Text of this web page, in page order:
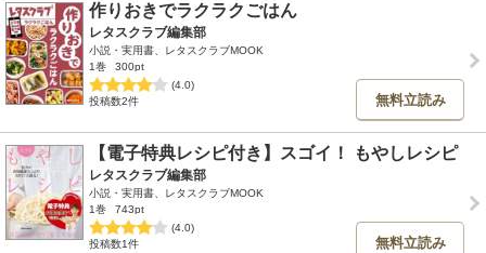
作りおきでラクラクごはん
レタスクラブ編集部
小説・実用書、レタスクラブMOOK
1巻
300pt
(4.0)
投稿数2件
無料立読み
【電子特典レシピ付き】スゴイ！ もやしレシピ
レタスクラブ編集部
小説・実用書、レタスクラブMOOK
1巻
743pt
(4.0)
投稿数1件
無料立読み